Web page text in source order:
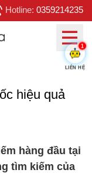
Hotline: 0359214235
hiệu quả
hàng đầu tại
tìm kiếm của
1
LIÊN HỆ